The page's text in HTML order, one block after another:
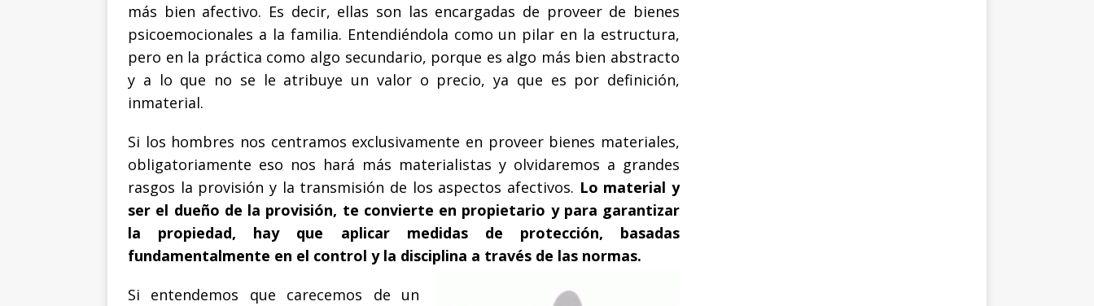
más bien afectivo. Es decir, ellas son las encargadas de proveer de bienes
psicoemocionales a la familia. Entendiéndola como un pilar en la estructura,
pero en la práctica como algo secundario, porque es algo más bien abstracto
y a lo que no se le atribuye un valor o precio, ya que es por definición,
inmaterial.
Si los hombres nos centramos exclusivamente en proveer bienes materiales,
obligatoriamente eso nos hará más materialistas y olvidaremos a grandes
rasgos la provisión y la transmisión de los aspectos afectivos. Lo material y
ser el dueño de la provisión, te convierte en propietario y para garantizar
la propiedad, hay que aplicar medidas de protección, basadas
fundamentalmente en el control y la disciplina a través de las normas.
Si entendemos que carecemos de un